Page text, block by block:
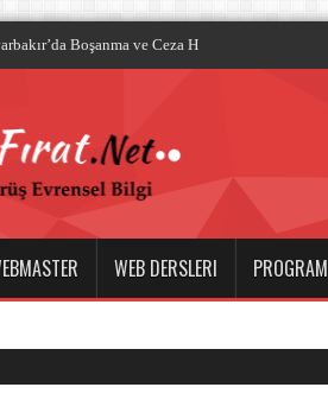
Boşanma ve Ceza Hukuku Alanında
WEB DERSLERI